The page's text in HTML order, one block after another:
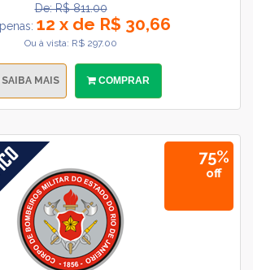
De: R$ 811.00
12 x de R$ 30,66
Ou à vista: R$ 297.00
SAIBA MAIS COMPRAR
75%
off